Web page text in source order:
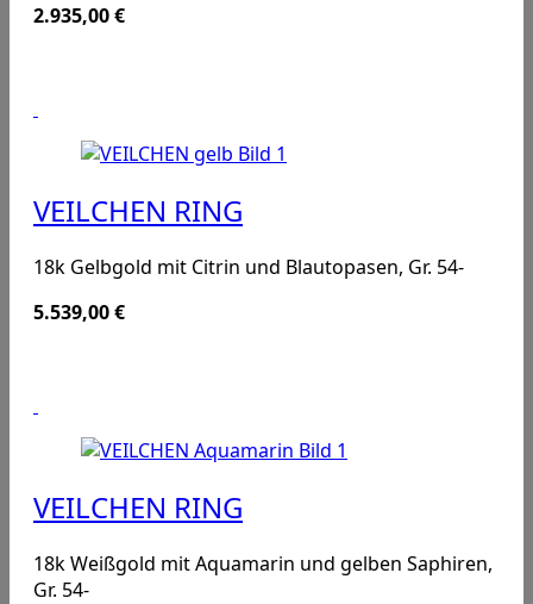
2.935,00€
VEILCHEN RING
18k Gelbgold mit Citrin und Blautopasen, Gr. 54-
5.539,00€
VEILCHEN RING
18k Weißgold mit Aquamarin und gelben Saphiren,
Gr. 54-